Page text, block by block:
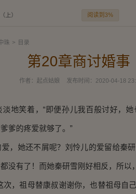
上） 阅读到3%
珠 > 目录
第20章商讨婚事
作者： 起点姑娘 发布时间： 2020-04-18
笑着，“即便孙儿我百般讨好，她
爹的疼爱就够了。”
她还不屑呢？刘怜儿的爱留给秦研
没有了！而她秦研雪刚好相反，所以
，祖母替康叔谢谢你，也替祖母自